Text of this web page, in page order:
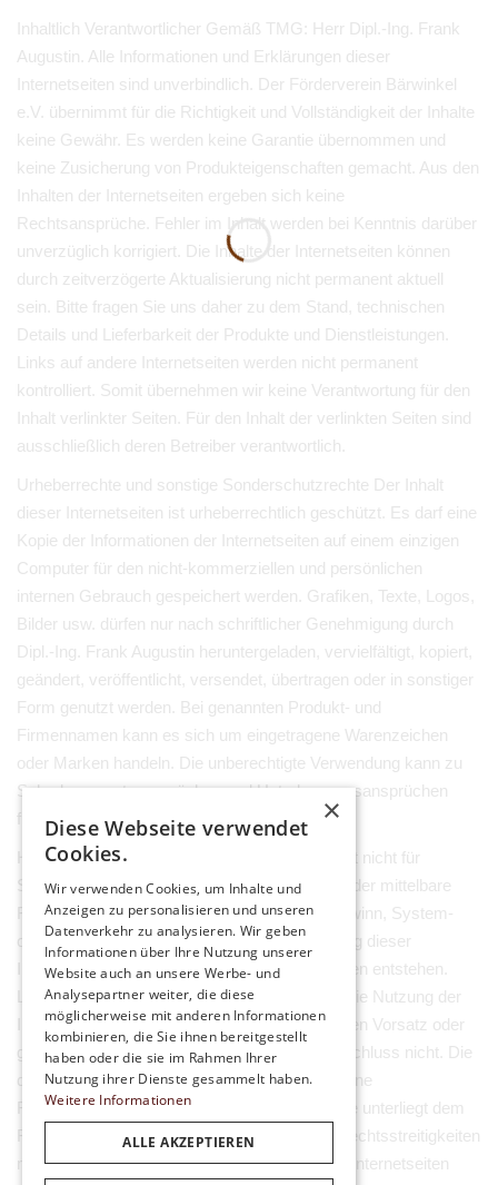
Inhaltlich Verantwortlicher Gemäß TMG:
Herr Dipl.-Ing. Frank
Augustin. Alle Informationen und Erklärungen dieser
Internetseiten sind unverbindlich. Der Förderverein Bärwinkel
e.V. übernimmt für die Richtigkeit und Vollständigkeit der Inhalte
keine Gewähr. Es werden keine Garantie übernommen und
keine Zusicherung von Produkteigenschaften gemacht. Aus den
Inhalten der Internetseiten ergeben sich keine
Rechtsansprüche. Fehler im Inhalt werden bei Kenntnis darüber
unverzüglich korrigiert. Die Inhalte der Internetseiten können
durch zeitverzögerte Aktualisierung nicht permanent aktuell
sein. Bitte fragen Sie uns daher zu dem Stand, technischen
Details und Lieferbarkeit der Produkte und Dienstleistungen.
Links auf andere Internetseiten werden nicht permanent
kontrolliert. Somit übernehmen wir keine Verantwortung für den
Inhalt verlinkter Seiten. Für den Inhalt der verlinkten Seiten sind
ausschließlich deren Betreiber verantwortlich.
Urheberrechte und sonstige Sonderschutzrechte Der Inhalt
dieser Internetseiten ist urheberrechtlich geschützt. Es darf eine
Kopie der Informationen der Internetseiten auf einem einzigen
Computer für den nicht-kommerziellen und persönlichen
internen Gebrauch gespeichert werden. Grafiken, Texte, Logos,
Bilder usw. dürfen nur nach schriftlicher Genehmigung durch
Dipl.-Ing. Frank Augustin heruntergeladen, vervielfältigt, kopiert,
geändert, veröffentlicht, versendet, übertragen oder in sonstiger
Form genutzt werden. Bei genannten Produkt- und
Firmennamen kann es sich um eingetragene Warenzeichen
oder Marken handeln. Die unberechtigte Verwendung kann zu
Schadensersatzansprüchen und Unterlassungsansprüchen
führen.
Haftung: Der Förderverein Bärwinkel e.V.
haftet nicht für
Schäden insbesondere nicht für unmittelbare oder mittelbare
Folgeschäden, Datenverlust, entgangenen Gewinn, System-
oder Produktionsausfälle, die durch die Nutzung dieser
Internetseiten oder das Herunterladen von Daten entstehen.
Liegt bei einem entstandenen Schaden durch die Nutzung der
Internetseiten oder das Herunterladen von Daten Vorsatz oder
grobe Fahrlässigkeit vor, gilt der Haftungsausschluss nicht. Die
durch die Nutzung der Internetseiten entstandene
Rechtsbeziehung zwischen Ihnen und altspace unterliegt dem
Recht der Bundesrepublik Deutschland. Bei Rechtsstreitigkeiten
mit Vollkaufleuten, die aus der Nutzung dieser Internetseiten
×
Diese Webseite verwendet
Cookies.
Wir verwenden Cookies, um Inhalte und
Anzeigen zu personalisieren und unseren
Datenverkehr zu analysieren. Wir geben
Informationen über Ihre Nutzung unserer
Website auch an unsere Werbe- und
Analysepartner weiter, die diese
möglicherweise mit anderen Informationen
kombinieren, die Sie ihnen bereitgestellt
haben oder die sie im Rahmen Ihrer
Nutzung ihrer Dienste gesammelt haben.
Weitere Informationen
ALLE AKZEPTIEREN